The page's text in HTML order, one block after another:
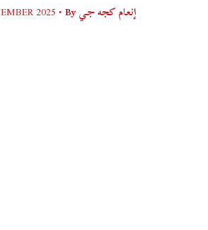
2025 •Byإنعام كجه جي